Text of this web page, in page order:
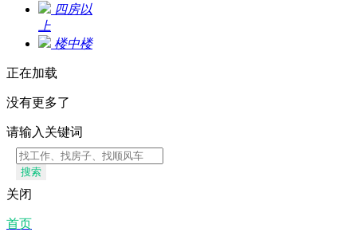
四房以
上
楼中楼
正在加载
没有更多了
请输入关键词
搜索
关闭
首页